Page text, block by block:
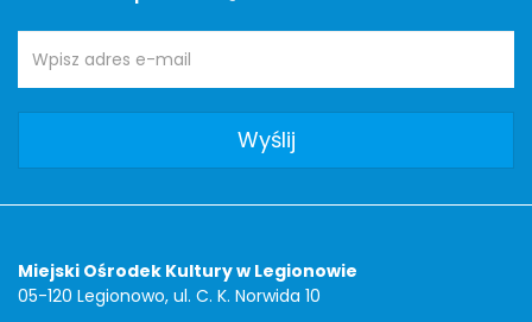
Newsletter
e-
mail:
Adres
Miejski Ośrodek Kultury w Legionowie
05-120 Legionowo, ul. C. K. Norwida 10